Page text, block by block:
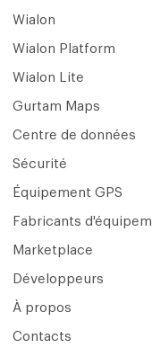
Wialon
Wialon Platform
Wialon Lite
Gurtam Maps
Centre de données
Sécurité
Équipement GPS
Fabricants
Marketplace
Développeurs
À propos
Contacts